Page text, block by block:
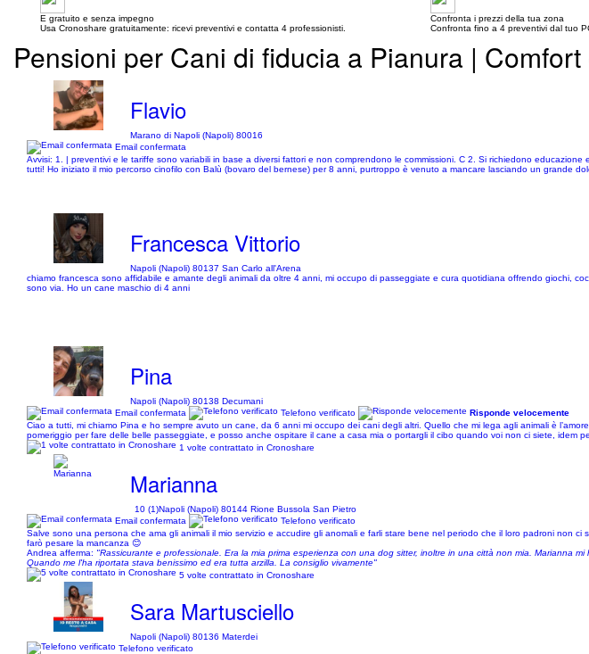
E gratuito e senza impegno
Usa Cronoshare gratuitamente: ricevi preventivi e contatta 4 professionisti.
Confronta i prezzi della tua zona
Confronta fino a 4 preventivi dal tuo
Pensioni per Cani di fiducia a Pianura | Comfort
Flavio
Marano di Napoli (Napoli) 80016
Email confermata
Avvisi: 1. | preventivi e le tariffe sono variabili in base a diversi fattori e non comprendono le commissioni. C 2. Si richiedono
tutti! Ho iniziato il mio percorso cinofilo con Balù (bovaro del bernese) per 8 anni, purtroppo è venuto a mancare lasciando un grande
Francesca Vittorio
Napoli (Napoli) 80137 San Carlo all'Arena
chiamo francesca sono affidabile e amante degli animali da oltre 4 anni, mi occupo di passeggiate e cura quotidiana offrendo giochi,
sono via. Ho un cane maschio di 4 anni
Pina
Napoli (Napoli) 80138 Decumani
Email confermata
Telefono verificato
Risponde velocemente
Ciao a tutti, mi chiamo Pina e ho sempre avuto un cane, da 6 anni mi occupo dei cani degli altri. Quello che mi lega agli animali è
pomeriggio per fare delle belle passeggiate, e posso anche ospitare il cane a casa mia o portargli il cibo quando voi non ci siete, idem
1 volte contrattato in Cronoshare
Marianna
10 (1)Napoli (Napoli) 80144 Rione Bussola San Pietro
Email confermata
Telefono verificato
Salve sono una persona che ama gli animali il mio servizio e accudire gli anomali e farli stare bene nel periodo che il loro padroni non
farò pesare la mancanza 😊
Andrea afferma: "Rassicurante e professionale. Era la mia prima esperienza con una dog sitter, inoltre in una città non mia. Marianna
Quando me l'ha riportata stava benissimo ed era tutta arzilla. La consiglio vivamente"
5 volte contrattato in Cronoshare
Sara Martusciello
Napoli (Napoli) 80136 Materdei
Telefono verificato